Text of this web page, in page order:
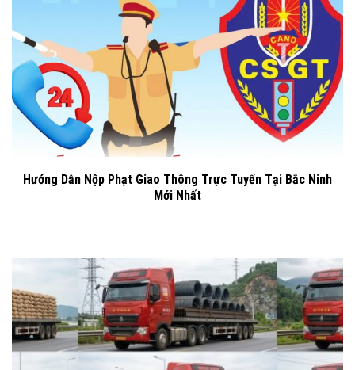
Hướng Dẫn Nộp Phạt Giao Thông Trực Tuyến Tại Bắc Ninh
Mới Nhất